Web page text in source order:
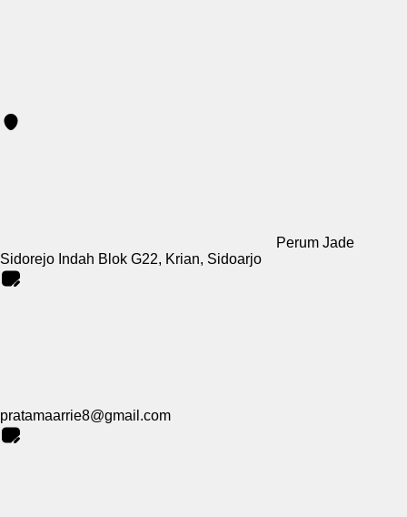
Perum Jade
Sidorejo Indah Blok G22, Krian, Sidoarjo
pratamaarrie8@gmail.com